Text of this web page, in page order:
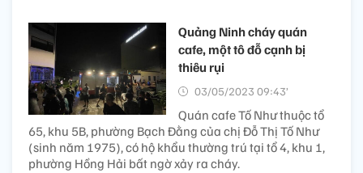
Quảng Ninh cháy quán
cafe, một tô đỗ cạnh bị
thiêu rụi
03/05/2023 09:43’
Quán cafe Tố Như thuộc tổ
65, khu 5B, phường Bạch Đằng của chị Đỗ Thị Tố Như
(sinh năm 1975), có hộ khẩu thường trú tại tổ 4, khu 1,
phường Hồng Hải bất ngờ xảy ra cháy.